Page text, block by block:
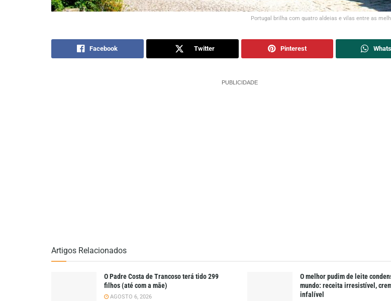
Portugal brilha com quatro aldeias e vilas entre as
Facebook Twitter Pinterest
PUBLICIDADE
Artigos Relacionados
O Padre Costa de Trancoso terá tido 299
filhos (até com a mãe)
AGOSTO 6, 2026
O melhor pudim de leite
mundo: receita irresistível,
infalível